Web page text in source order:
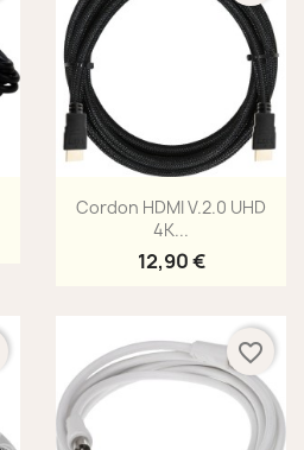
Aperçu rapide
Cordon HDMI V.2.0 UHD
4K...
12,90 €
favorite_border